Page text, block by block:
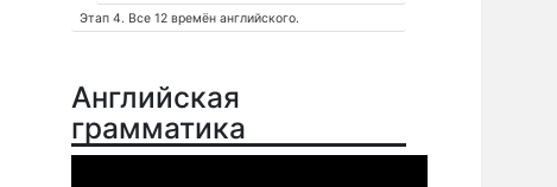
Этап 4. Все 12 времён английского.
Английская
грамматика